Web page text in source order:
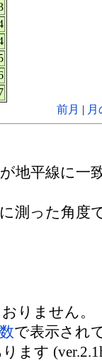
前月 |
地平線に一
測った角度
りません。
で表示され
ます